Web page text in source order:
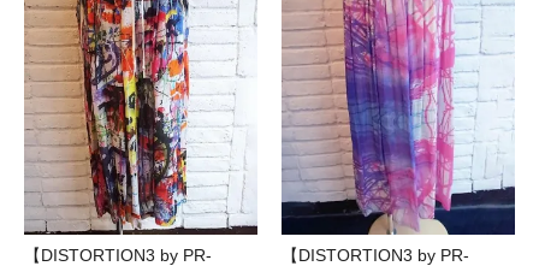
【DISTORTION3 by PR-
【DISTORTION3 by PR-